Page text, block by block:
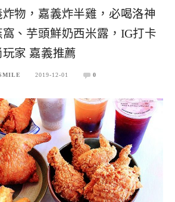
物，嘉義炸半雞，必喝洛神
、芋頭鮮奶西米露，IG打卡
家 嘉義推薦
2019-12-01 0